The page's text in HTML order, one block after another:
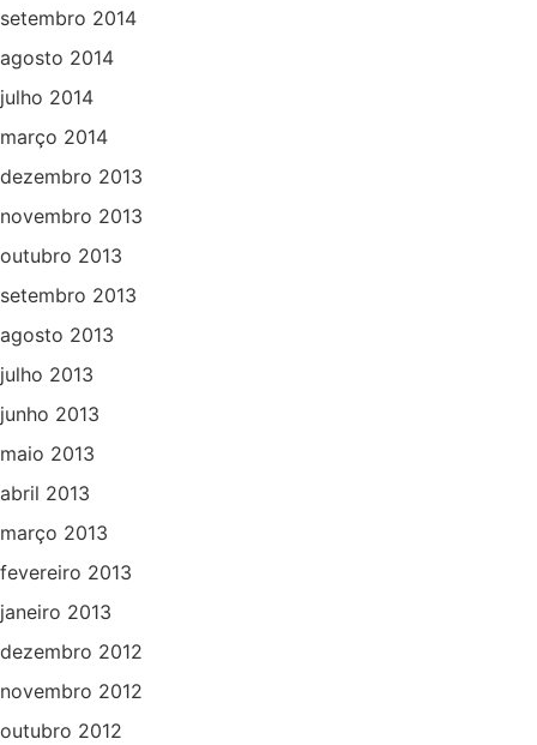
setembro 2014
agosto 2014
julho 2014
março 2014
dezembro 2013
novembro 2013
outubro 2013
setembro 2013
agosto 2013
julho 2013
junho 2013
maio 2013
abril 2013
março 2013
fevereiro 2013
janeiro 2013
dezembro 2012
novembro 2012
outubro 2012